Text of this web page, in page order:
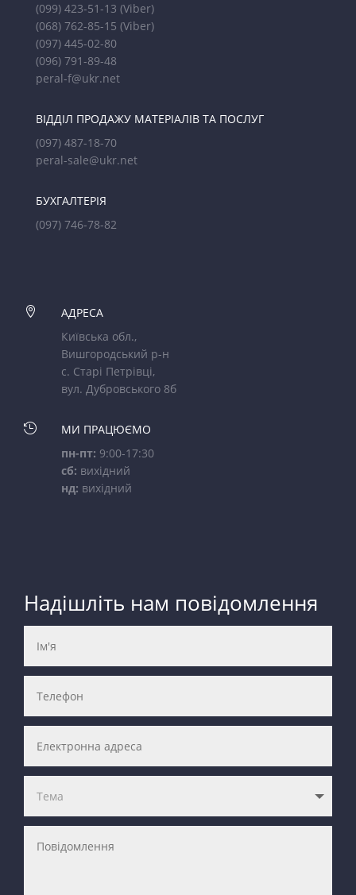
(099) 423-51-13 (Viber)
(068) 762-85-15 (Viber)
(097) 445-02-80
(096) 791-89-48
peral-f@ukr.net
ВІДДІЛ ПРОДАЖУ МАТЕРІАЛІВ ТА ПОСЛУГ
(097) 487-18-70
peral-sale@ukr.net
БУХГАЛТЕРІЯ
(097) 746-78-82

АДРЕСА
Київська обл.,
Вишгородський р-н
с. Старі Петрівці,
вул. Дубровського 8б

МИ ПРАЦЮЄМО
пн-пт: 9:00-17:30
сб: вихідний
нд: вихідний
Надішліть нам повідомлення